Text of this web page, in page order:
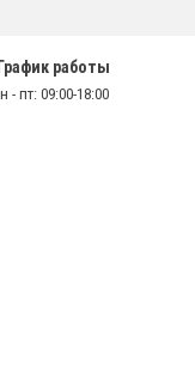
График работы
- пт: 09:00-18:00